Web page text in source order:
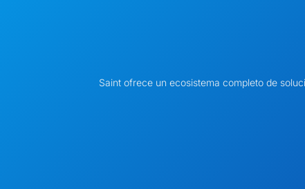
Saint ofrece un ecosistema completo de